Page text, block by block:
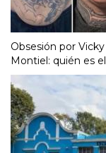
Obsesión por
Montiel: quién es